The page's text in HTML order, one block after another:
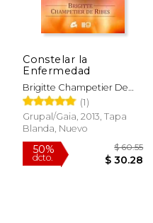
50%
dcto. $ 27.24
Constelar la
Enfermedad
Brigitte Champetier De
Ribes
(1)
Grupal/Gaia, 2013, Tapa
Blanda, Nuevo